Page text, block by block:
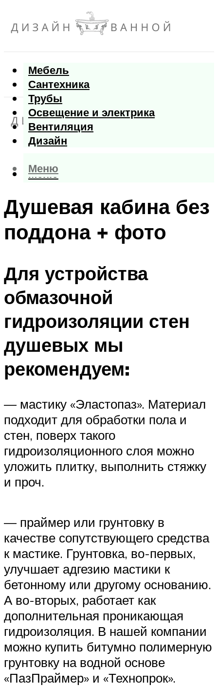
Мебель
Сантехника
Трубы
Освещение и электрика
Вентиляция
Дизайн
Меню
Меню
Душевая кабина без
поддона + фото
Для устройства
обмазочной
гидроизоляции стен
душевых мы
рекомендуем:
— мастику «Эластопаз». Материал
подходит для обработки пола и
стен, поверх такого
гидроизоляционного слоя можно
уложить плитку, выполнить стяжку
и проч.
— праймер или грунтовку в
качестве сопутствующего средства
к мастике. Грунтовка, во-первых,
улучшает адгезию мастики к
бетонному или другому основанию.
А во-вторых, работает как
дополнительная проникающая
гидроизоляция. В нашей компании
можно купить битумно полимерную
грунтовку на водной основе
«ПазПраймер» и «Технопрок».